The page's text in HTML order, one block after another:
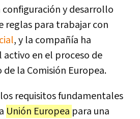
y desarrollo
reglas para trabajar con
, y la compañía ha
en el proceso de
la Comisión Europea.
requisitos fundamentales
Unión Europea para una